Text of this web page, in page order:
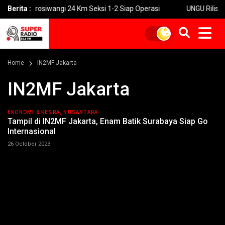
Berita :
Prosiwangi 24 Km Seksi 1-2 Siap Operasi UNGU Rilis Video
Home IN2MF Jakarta
IN2MF Jakarta
EKONOMI & KESRA, NUSANTARA
Tampil di IN2MF Jakarta, Enam Batik Surabaya Siap Go
Internasional
26 October 2023